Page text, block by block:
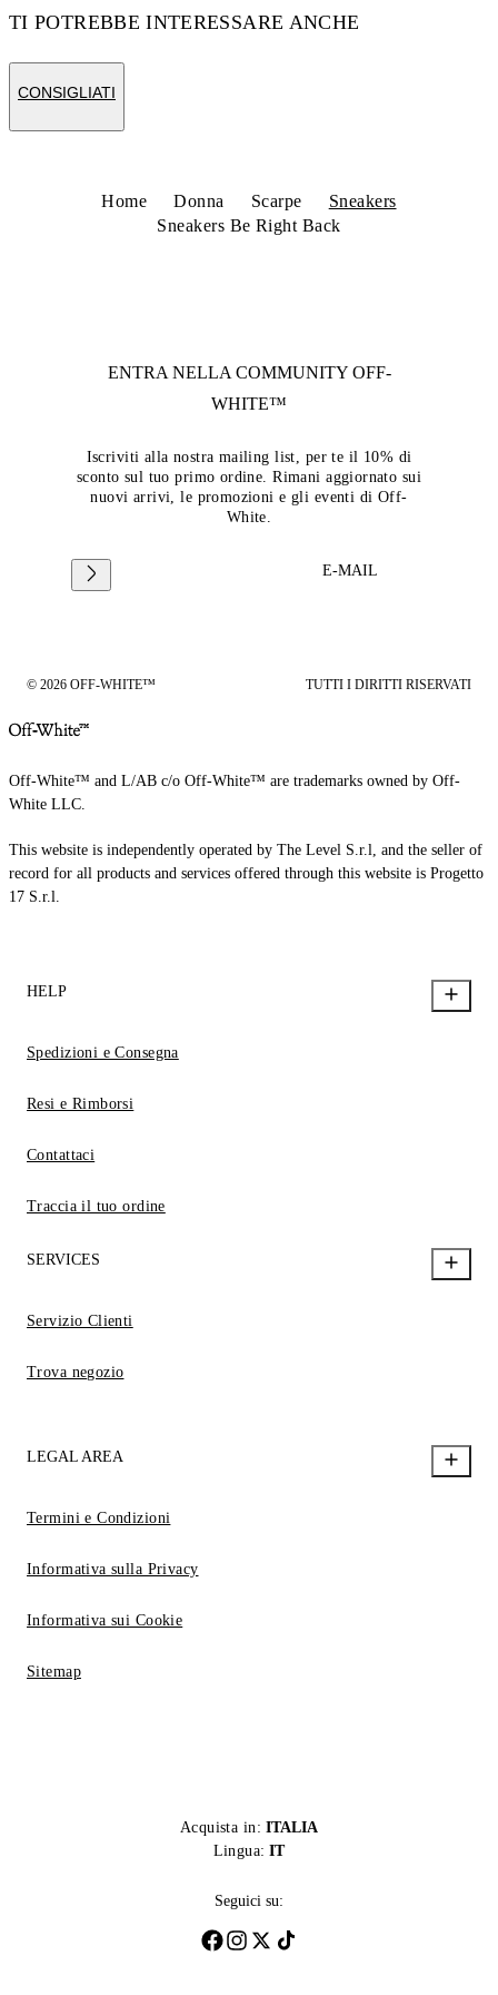
TI POTREBBE INTERESSARE ANCHE
CONSIGLIATI
Home Donna Scarpe
Sneakers
Sneakers Be Right Back
ENTRA NELLA COMMUNITY OFF-
WHITE™
Iscriviti alla nostra mailing list, per te il 10% di
sconto sul tuo primo ordine. Rimani aggiornato sui
nuovi arrivi, le promozioni e gli eventi di Off-
White.
E-MAIL
© 2026 OFF-WHITE™ TUTTI I DIRITTI RISERVATI
Off-White™ and L/AB c/o Off-White™ are trademarks owned by Off-
White LLC.
This website is independently operated by The Level S.r.l, and the seller of
record for all products and services offered through this website is Progetto
17 S.r.l.
HELP
Spedizioni e Consegna
Resi e Rimborsi
Contattaci
Traccia il tuo ordine
SERVICES
Servizio Clienti
Trova negozio
LEGAL AREA
Termini e Condizioni
Informativa sulla Privacy
Informativa sui Cookie
Sitemap
Acquista in: ITALIA
Lingua: IT
Seguici su: